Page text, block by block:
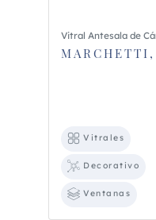
Vitral Antesala de
Vitrales
Decorativo
Ventanas